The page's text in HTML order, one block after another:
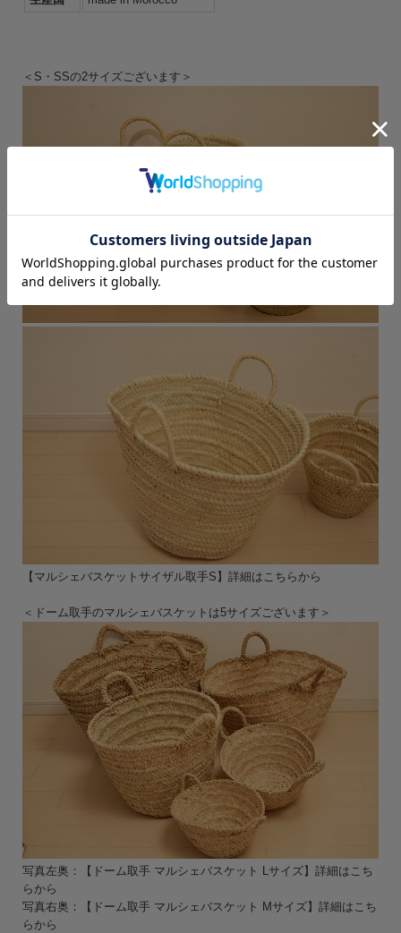
＜S・SSの2サイズございます＞
【マルシェバスケットサイザル取手S】詳細はこちらから
＜ドーム取手のマルシェバスケットは5サイズございます＞
写真左奥：【ドーム取手 マルシェバスケット Lサイズ】詳細はこち
らから
写真右奥：【ドーム取手 マルシェバスケット Mサイズ】詳細はこち
らから